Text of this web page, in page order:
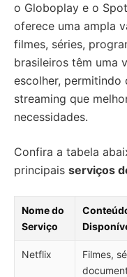
o Globoplay e o
oferece uma ampla
filmes, séries,
brasileiros têm uma
escolher, permitindo
streaming que
necessidades.
Confira a tabela
principais serviços
Nome do
Serviço
Netflix
Filmes,